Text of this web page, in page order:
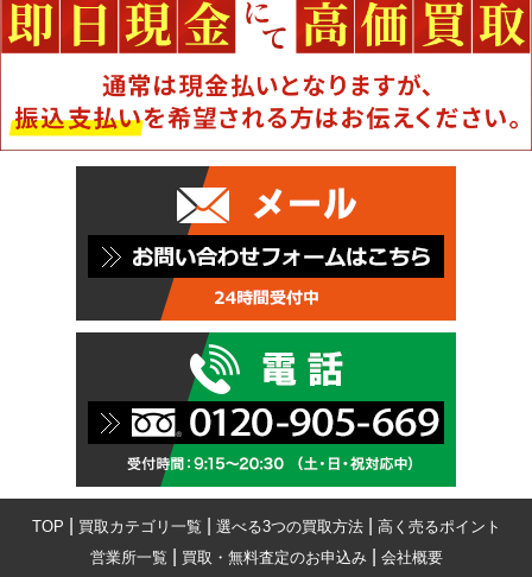
TOP 買取カテゴリ一覧 選べる3つの買取方法| 高く売るポイント
営業所一覧
買取・無料査定のお申込み| 会社概要